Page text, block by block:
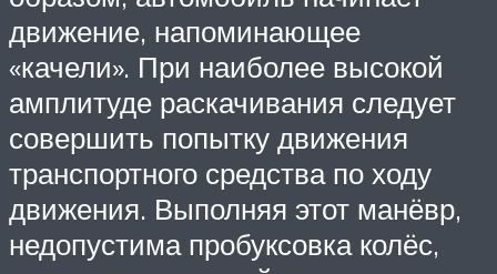
движение, напоминающее
«качели». При наиболее высокой
амплитуде раскачивания следует
совершить попытку движения
транспортного средства по ходу
движения. Выполняя этот манёвр,
недопустима пробуксовка колёс,